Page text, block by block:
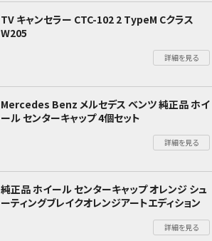
TV キャンセラー CTC-102 2 TypeM Cクラス
W205
詳細を見る
Mercedes Benz メルセデス ベンツ 純正品 ホイ
ール センターキャップ 4個セット
詳細を見る
純正品 ホイール センターキャップ オレンジ シュ
ーティングブレイクオレンジアートエディション
詳細を見る